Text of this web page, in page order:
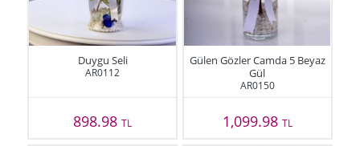
Duygu Seli
AR0112
898.98TL
Gülen Gözler Camda 5 Beyaz
Gül
AR0150
1,099.98 TL